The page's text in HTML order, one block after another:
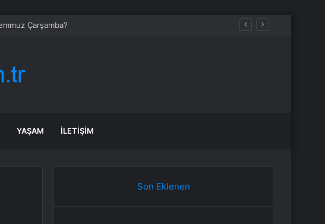
YAŞAM İLETIŞIM
Son Eklenen